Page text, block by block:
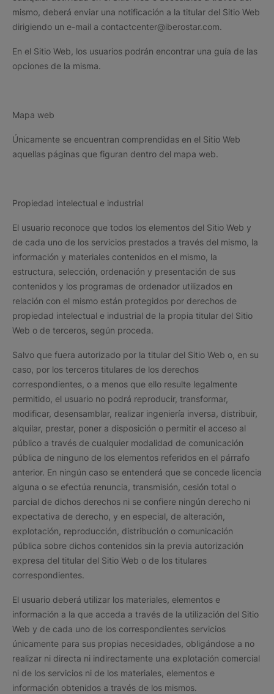
mismo, deberá enviar una notificación a la titular del Sitio Web
dirigiendo un e-mail a contactcenter@iberostar.com.
En el Sitio Web, los usuarios podrán encontrar una guía de las
opciones de la misma.
Mapa web
Únicamente se encuentran comprendidas en el Sitio Web
aquellas páginas que figuran dentro del mapa web.
Propiedad intelectual e industrial
El usuario reconoce que todos los elementos del Sitio Web y
de cada uno de los servicios prestados a través del mismo, la
información y materiales contenidos en el mismo, la
estructura, selección, ordenación y presentación de sus
contenidos y los programas de ordenador utilizados en
relación con el mismo están protegidos por derechos de
propiedad intelectual e industrial de la propia titular del Sitio
Web o de terceros, según proceda.
Salvo que fuera autorizado por la titular del Sitio Web o, en su
caso, por los terceros titulares de los derechos
correspondientes, o a menos que ello resulte legalmente
permitido, el usuario no podrá reproducir, transformar,
modificar, desensamblar, realizar ingeniería inversa, distribuir,
alquilar, prestar, poner a disposición o permitir el acceso al
público a través de cualquier modalidad de comunicación
pública de ninguno de los elementos referidos en el párrafo
anterior. En ningún caso se entenderá que se concede licencia
alguna o se efectúa renuncia, transmisión, cesión total o
parcial de dichos derechos ni se confiere ningún derecho ni
expectativa de derecho, y en especial, de alteración,
explotación, reproducción, distribución o comunicación
pública sobre dichos contenidos sin la previa autorización
expresa del titular del Sitio Web o de los titulares
correspondientes.
El usuario deberá utilizar los materiales, elementos e
información a la que acceda a través de la utilización del Sitio
Web y de cada uno de los correspondientes servicios
únicamente para sus propias necesidades, obligándose a no
realizar ni directa ni indirectamente una explotación comercial
ni de los servicios ni de los materiales, elementos e
información obtenidos a través de los mismos.